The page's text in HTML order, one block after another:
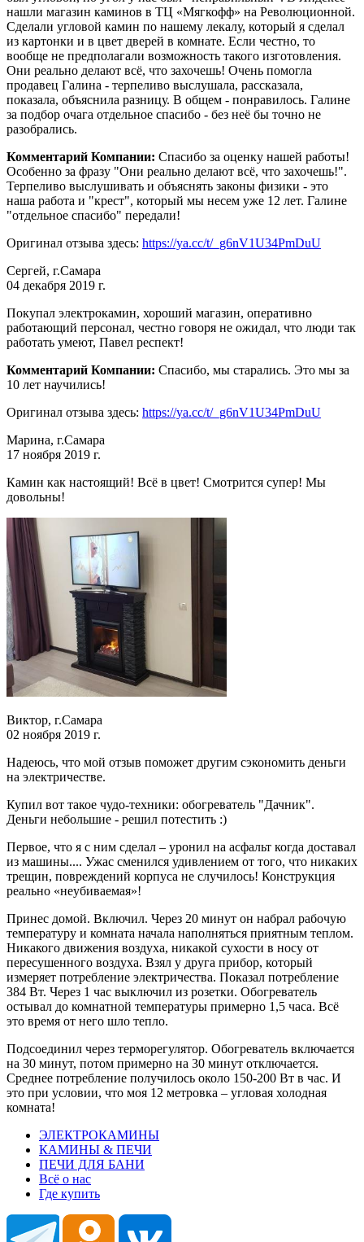
нашли магазин каминов в ТЦ «Мягкофф» на Революционной.
Сделали угловой камин по нашему лекалу, который я сделал
из картонки и в цвет дверей в комнате. Если честно, то
вообще не предполагали возможность такого изготовления.
Они реально делают всё, что захочешь! Очень помогла
продавец Галина - терпеливо выслушала, рассказала,
показала, объяснила разницу. В общем - понравилось. Галине
за подбор очага отдельное спасибо - без неё бы точно не
разобрались.
Комментарий Компании: Спасибо за оценку нашей работы!
Особенно за фразу "Они реально делают всё, что захочешь!".
Терпеливо выслушивать и объяснять законы физики - это
наша работа и "крест", который мы несем уже 12 лет. Галине
"отдельное спасибо" передали!
Оригинал отзыва здесь: https://ya.cc/t/_g6nV1U34PmDuU
Сергей, г.Самара
04 декабря 2019 г.
Покупал электрокамин, хороший магазин, оперативно
работающий персонал, честно говоря не ожидал, что люди так
работать умеют, Павел респект!
Комментарий Компании: Спасибо, мы старались. Это мы за
10 лет научились!
Оригинал отзыва здесь: https://ya.cc/t/_g6nV1U34PmDuU
Марина, г.Самара
17 ноября 2019 г.
Камин как настоящий! Всё в цвет! Смотрится супер! Мы
довольны!
Виктор, г.Самара
02 ноября 2019 г.
Надеюсь, что мой отзыв поможет другим сэкономить деньги
на электричестве.
Купил вот такое чудо-техники: обогреватель "Дачник".
Деньги небольшие - решил потестить :)
Первое, что я с ним сделал – уронил на асфальт когда доставал
из машины.... Ужас сменился удивлением от того, что никаких
трещин, повреждений корпуса не случилось! Конструкция
реально «неубиваемая»!
Принес домой. Включил. Через 20 минут он набрал рабочую
температуру и комната начала наполняться приятным теплом.
Никакого движения воздуха, никакой сухости в носу от
пересушенного воздуха. Взял у друга прибор, который
измеряет потребление электричества. Показал потребление
384 Вт. Через 1 час выключил из розетки. Обогреватель
остывал до комнатной температуры примерно 1,5 часа. Всё
это время от него шло тепло.
Подсоединил через терморегулятор. Обогреватель включается
на 30 минут, потом примерно на 30 минут отключается.
Среднее потребление получилось около 150-200 Вт в час. И
это при условии, что моя 12 метровка – угловая холодная
комната!
ЭЛЕКТРОКАМИНЫ
КАМИНЫ & ПЕЧИ
ПЕЧИ ДЛЯ БАНИ
Всё о нас
Где купить